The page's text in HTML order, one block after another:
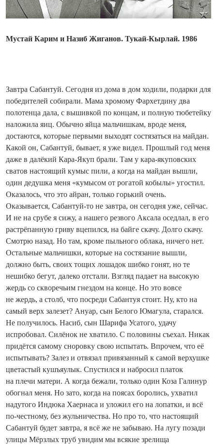
Мустай Карим и Назиб Жиганов. Тукай-Кырлай. 1986
Завтра Сабантуй. Сегодня из дома в дом ходили, подарки для
победителей собирали. Мама хромому Фархетдину два
полотенца дала, с вышивкой по концам, и полную тюбетейку
наложила яиц. Обычно яйца мальчишкам, вроде меня,
достаются, которые первыми выходят состязаться на майдан.
Какой он, Сабантуй, бывает, я уже видел. Прошлый год меня
даже в далёкий Кара-Якуп брали. Там у кара-якуповских
сватов настоящий кумыс пили, а когда на майдан вышли,
один дедушка меня «кумысом от рогатой кобылы» угостил.
Оказалось, что это айран, только горький очень.
Оказывается, Сабантуй-то не завтра, он сегодня уже, сейчас.
И не на срубе я сижу, а нашего резвого Аксала оседлал, в его
растрёпанную гриву вцепился, на байге скачу. Долго скачу.
Смотрю назад. Но там, кроме пыльного облака, ничего нет.
Остальные мальчишки, которые на состязание вышли,
должно быть, своих тощих лошадок шибко гонят, но те
нешибко бегут, далеко отстали. Взгляд падает на высокую
жердь со скворечьим гнездом на конце. Но это вовсе
не жердь, а столб, что посреди Сабантуя стоит. Ну, кто на
самый верх залезет? Ануар, сын Белого Юмагула, старался.
Не получилось. Насиб, сын Шарифа Усатого, удачу
испробовал. Силёнок не хватило. С половины съехал. Никак
придётся самому сноровку свою испытать. Впрочем, что её
испытывать? Залез и отвязал привязанный к самой верхушке
цветастый кушъяулык. Спустился и набросил платок
на плечи матери. А когда бежали, только один Коза Галинур
обогнал меня. Но зато, ко­гда на поясах боролись, ухватил
надутого Индюка Хаернаса и уложил его на лопатки, и всё
по-честному, без жульничества. Но про то, что настоящий
Сабантуй будет завтра, я всё же не забываю. На лугу позади
улицы Мёрзлых труб увидим мы всякие зрелища